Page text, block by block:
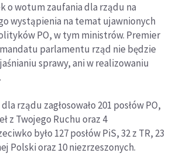
o wotum zaufania dla rządu na
wystąpienia na temat ujawnionych
PO, w tym ministrów. Premier
parlamentu rząd nie będzie
sprawy, ani w realizowaniu
rządu zagłosowało 201 posłów PO,
z Twojego Ruchu oraz 4
było 127 posłów PiS, 32 z TR, 23
Polski oraz 10 niezrzeszonych.